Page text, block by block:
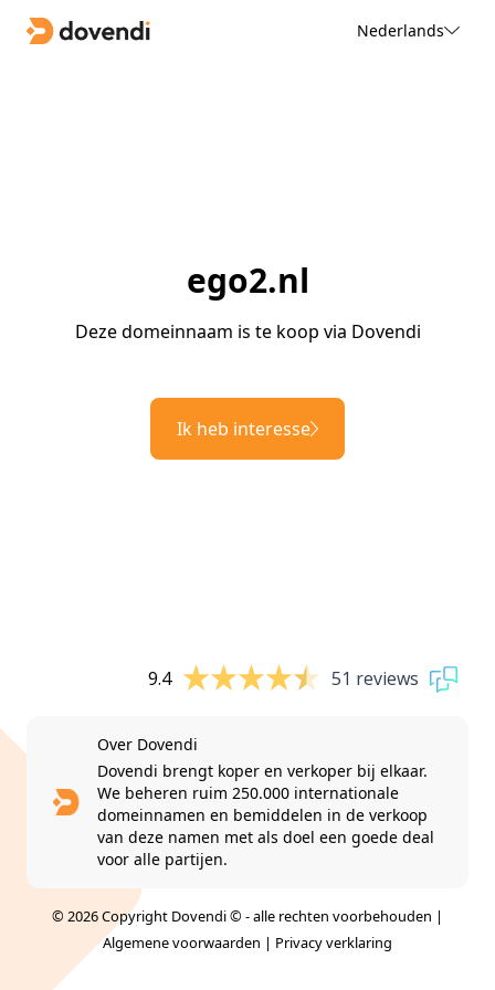
Nederlands
ego2.nl
Deze domeinnaam is te koop via Dovendi
Ik heb interesse
9.4 51 reviews
Over Dovendi
Dovendi brengt koper en verkoper bij elkaar.
We beheren ruim 250.000 internationale
domeinnamen en bemiddelen in de verkoop
van deze namen met als doel een goede deal
voor alle partijen.
© 2026 Copyright Dovendi © - alle rechten voorbehouden |
Algemene voorwaarden | Privacy verklaring